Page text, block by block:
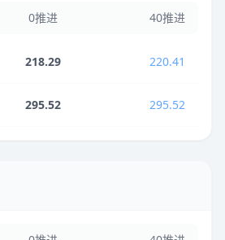
0推进 40推进
218.29 220.41
295.52 295.52